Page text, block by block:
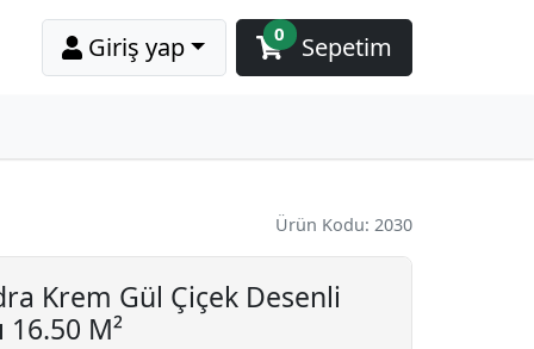
Giriş yap Sepetim
0
Ürün Kodu: 2030
Krem Gül Çiçek Desenli
16.50 M²